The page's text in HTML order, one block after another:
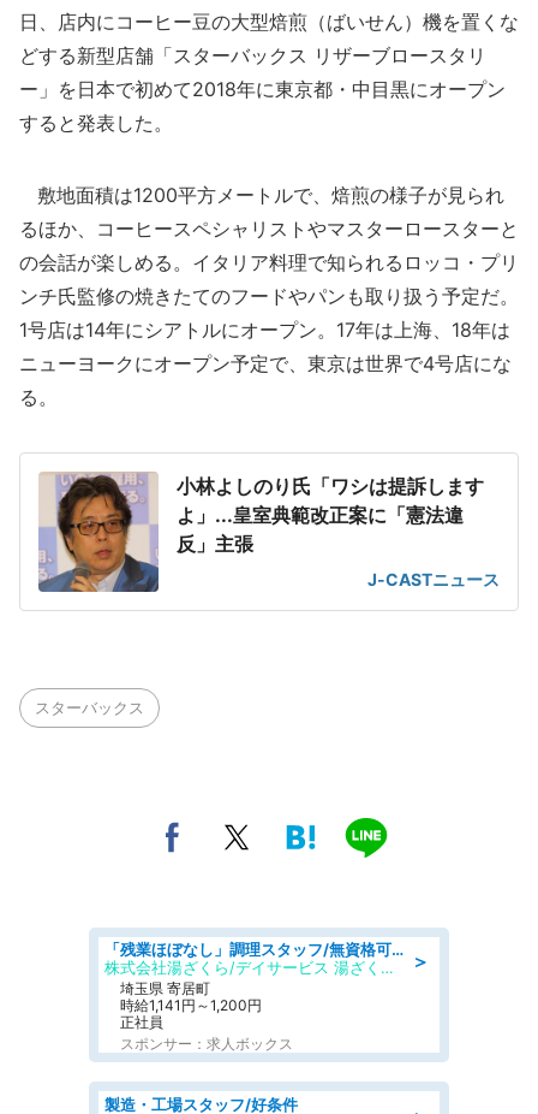
日、店内にコーヒー豆の大型焙煎（ばいせん）機を置くな
どする新型店舗「スターバックス リザーブロースタリ
ー」を日本で初めて2018年に東京都・中目黒にオープン
すると発表した。
敷地面積は1200平方メートルで、焙煎の様子が見られ
るほか、コーヒースペシャリストやマスターロースターと
の会話が楽しめる。イタリア料理で知られるロッコ・プリ
ンチ氏監修の焼きたてのフードやパンも取り扱う予定だ。
1号店は14年にシアトルにオープン。17年は上海、18年は
ニューヨークにオープン予定で、東京は世界で4号店にな
る。
小林よしのり氏「ワシは提訴します
よ」...皇室典範改正案に「憲法違
反」主張
J-CASTニュース
スターバックス
＞
「残業ほぼなし」調理スタッフ/無資格可/正職員/日勤のみ/デイサービス/社会保障完備
株式会社湯ざくら/デイサービス 湯ざくらケアリゾート
埼玉県 寄居町
時給1,141円～1,200円
正社員
スポンサー：求人ボックス
製造・工場スタッフ/好条件